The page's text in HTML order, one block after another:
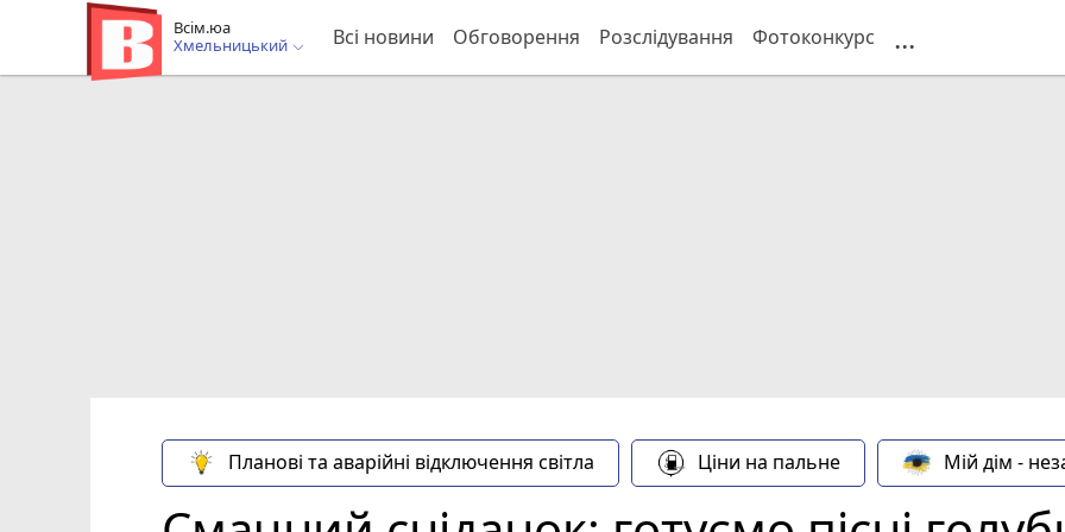
Всім.юа
Хмельницький
Всі новини Обговорення Розслідування Фотоконкурс ...
Планові та аварійні відключення світла Ціни на пальне Мій дім -